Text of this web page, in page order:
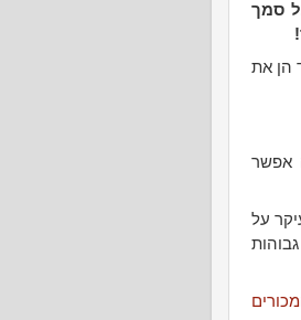
סמך
הן את
אפשר
על